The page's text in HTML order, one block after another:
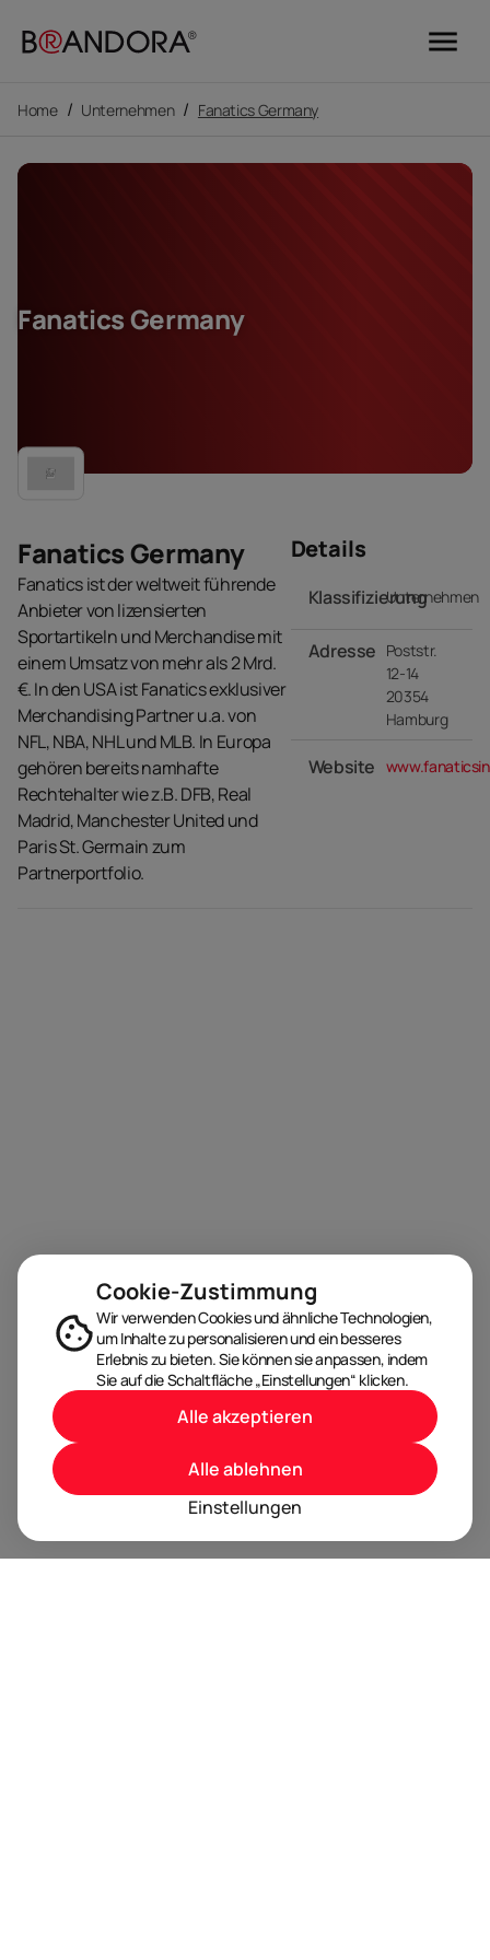
menu
Home / Unternehmen / Fanatics Germany
Fanatics Germany
Fanatics Germany
Fanatics ist der weltweit führende
Anbieter von lizensierten
Sportartikeln und Merchandise mit
einem Umsatz von mehr als 2 Mrd.
€. In den USA ist Fanatics exklusiver
Merchandising Partner u.a. von
NFL, NBA, NHL und MLB. In Europa
gehören bereits namhafte
Rechtehalter wie z.B. DFB, Real
Madrid, Manchester United und
Paris St. Germain zum
Partnerportfolio.
Details
KlassifizierungUnternehmen
Adresse Poststr.
12-14
20354
Hamburg
Website
Cookie-Zustimmung
Wir verwenden Cookies und ähnliche Technologien,
um Inhalte zu personalisieren und ein besseres
Erlebnis zu bieten. Sie können sie anpassen, indem
Sie auf die Schaltfläche „Einstellungen“ klicken.
Einstellungen
Alle ablehnen
Alle akzeptieren